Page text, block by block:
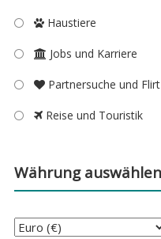
Haustiere
Jobs und Karriere
Partnersuche und Flirt
Reise und Touristik
Währung auswählen